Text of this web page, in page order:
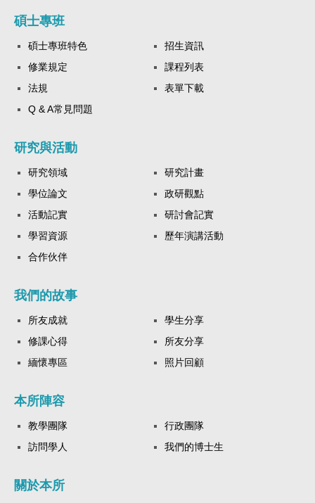
碩士專班
碩士專班特色
招生資訊
修業規定
課程列表
法規
表單下載
Q & A常見問題
研究與活動
研究領域
研究計畫
學位論文
政研觀點
活動記實
研討會記實
學習資源
歷年演講活動
合作伙伴
我們的故事
所友成就
學生分享
修課心得
所友分享
緬懷專區
照片回顧
本所陣容
教學團隊
行政團隊
訪問學人
我們的博士生
關於本所